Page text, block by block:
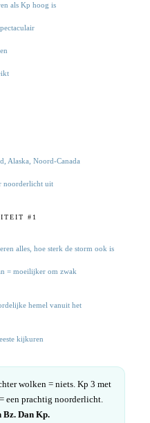
als Kp hoog is
Alaska, Noord-Canada
noorderlicht uit
#1
alles, hoe sterk de storm ook is
= moeilijker om zwak
hemel vanuit het
kijkuren
wolken = niets. Kp 3 met
een prachtig noorderlicht.
Bz. Dan Kp.